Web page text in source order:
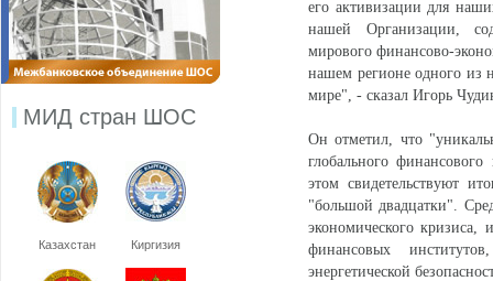
МИД стран ШОС
Казахстан Киргизия
его активизации для
нашей Организации,
мирового финансово-
нашем регионе одного из
мире", - сказал Игорь
Он отметил, что
глобального
этом свидетельствуют
"большой двадцатки".
экономического
финансовых
энергетической